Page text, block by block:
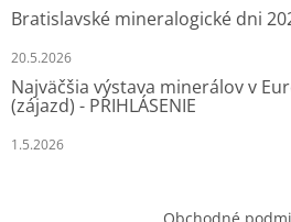
Bratislavské mineralogické dni
20.5.2026
Najväčšia výstava minerálov v
(zájazd) - PRIHLÁSENIE
1.5.2026
Obchodné